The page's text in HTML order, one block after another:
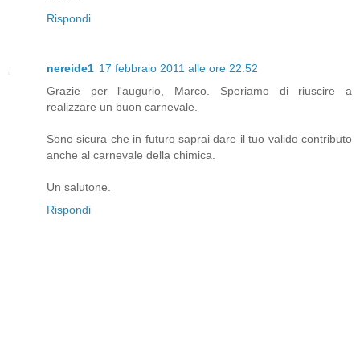
Rispondi
nereide1 17 febbraio 2011 alle ore 22:52
Grazie per l'augurio, Marco. Speriamo di riuscire a
realizzare un buon carnevale.
Sono sicura che in futuro saprai dare il tuo valido contributo
anche al carnevale della chimica.
Un salutone.
Rispondi